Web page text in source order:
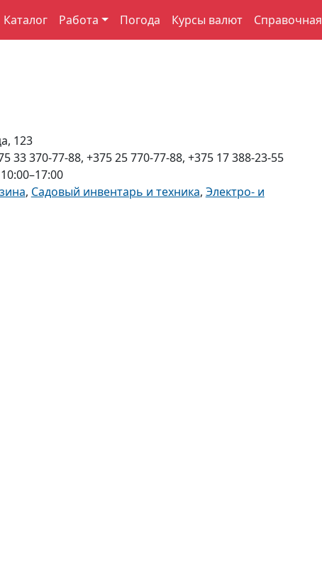
Каталог Работа Погода Курсы валют Справочная
123
33 370-77-88, +375 25 770-77-88, +375 17 388-23-55
, Садовый инвентарь и техника, Электро- и